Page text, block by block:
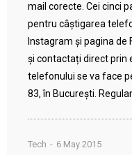
mail corecte. Cei cinci
pentru câștigarea
Instagram și pagina de
și contactați direct prin
telefonului se va face
83, în București.
Tech 6 May 2015